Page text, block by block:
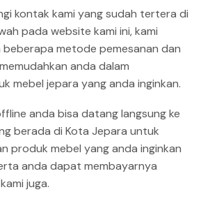
kontak kami yang sudah tertera di
pada website kami ini, kami
beberapa metode pemesanan dan
anda dalam
mebel jepara yang anda inginkan.
anda bisa datang langsung ke
berada di Kota Jepara untuk
produk mebel yang anda inginkan
anda dapat membayarnya
juga.